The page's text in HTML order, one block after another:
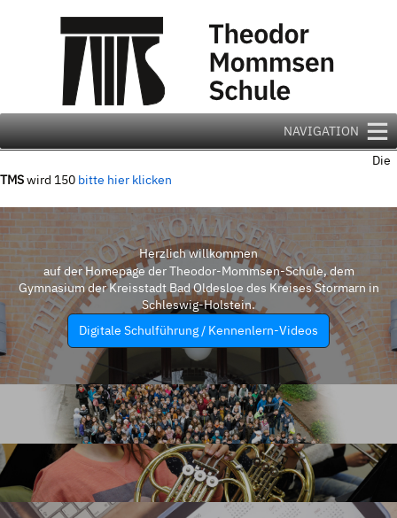
NAVIGATION
Die
TMSwird 150 bitte hier klicken
Herzlich willkommen
auf der Homepage der Theodor-Mommsen-Schule, dem
Gymnasium der Kreisstadt Bad Oldesloe des Kreises Stormarn in
Schleswig-Holstein.
Digitale Schulführung / Kennenlern-Videos